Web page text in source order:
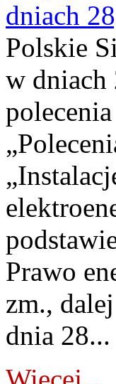
dniach
Polskie
w dniach
Prawo
zm.,
dnia 28...